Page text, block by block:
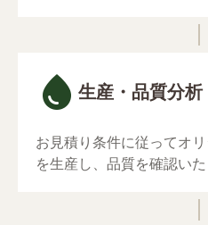
生産・品質分析
お見積り条件に従ってオ
を生産し、品質を確認いた